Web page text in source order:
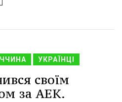
УКРАЇНЦІ
своїм
за АЕК.